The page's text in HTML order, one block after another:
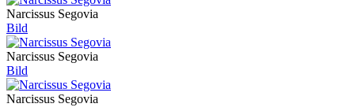
Narcissus Segovia
Bild
Narcissus Segovia
Bild
Narcissus Segovia